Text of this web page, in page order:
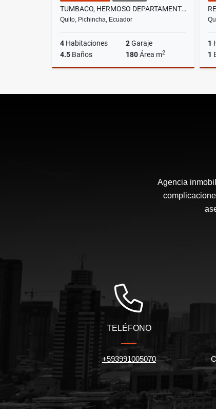
TUMBACO, HERMOSO DEPARTAMENTO EN RENTA, 180M2
Quito, Pichincha, Ecuador
4 Habitaciones 2Garaje
4.5 Baños 180Área m2
US$670
1
1
Agencia
TELÉFONO
+593991005070